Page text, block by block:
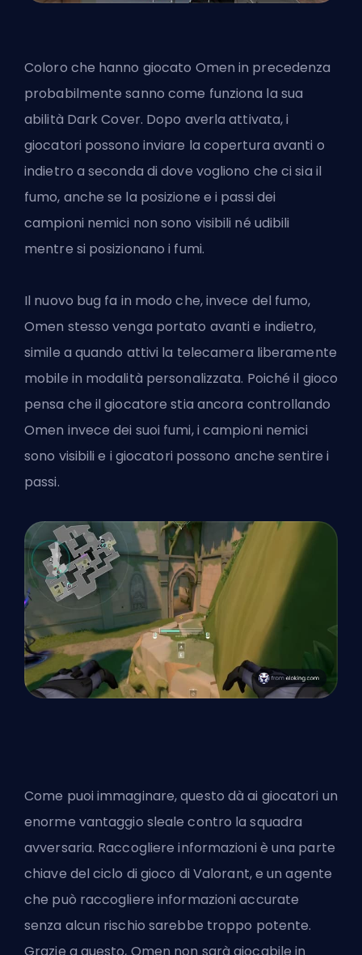
Coloro che hanno giocato Omen in precedenza
probabilmente sanno come funziona la sua
abilità Dark Cover. Dopo averla attivata, i
giocatori possono inviare la copertura avanti o
indietro a seconda di dove vogliono che ci sia il
fumo, anche se la posizione e i passi dei
campioni nemici non sono visibili né udibili
mentre si posizionano i fumi.
Il nuovo bug fa in modo che, invece del fumo,
Omen stesso venga portato avanti e indietro,
simile a quando attivi la telecamera liberamente
mobile in modalità personalizzata. Poiché il gioco
pensa che il giocatore stia ancora controllando
Omen invece dei suoi fumi, i campioni nemici
sono visibili e i giocatori possono anche sentire i
passi.
Come puoi immaginare, questo dà ai giocatori un
enorme vantaggio sleale contro la squadra
avversaria. Raccogliere informazioni è una parte
chiave del ciclo di gioco di Valorant, e un agente
che può raccogliere informazioni accurate
senza alcun rischio sarebbe troppo potente.
Grazie a questo, Omen non sarà giocabile in